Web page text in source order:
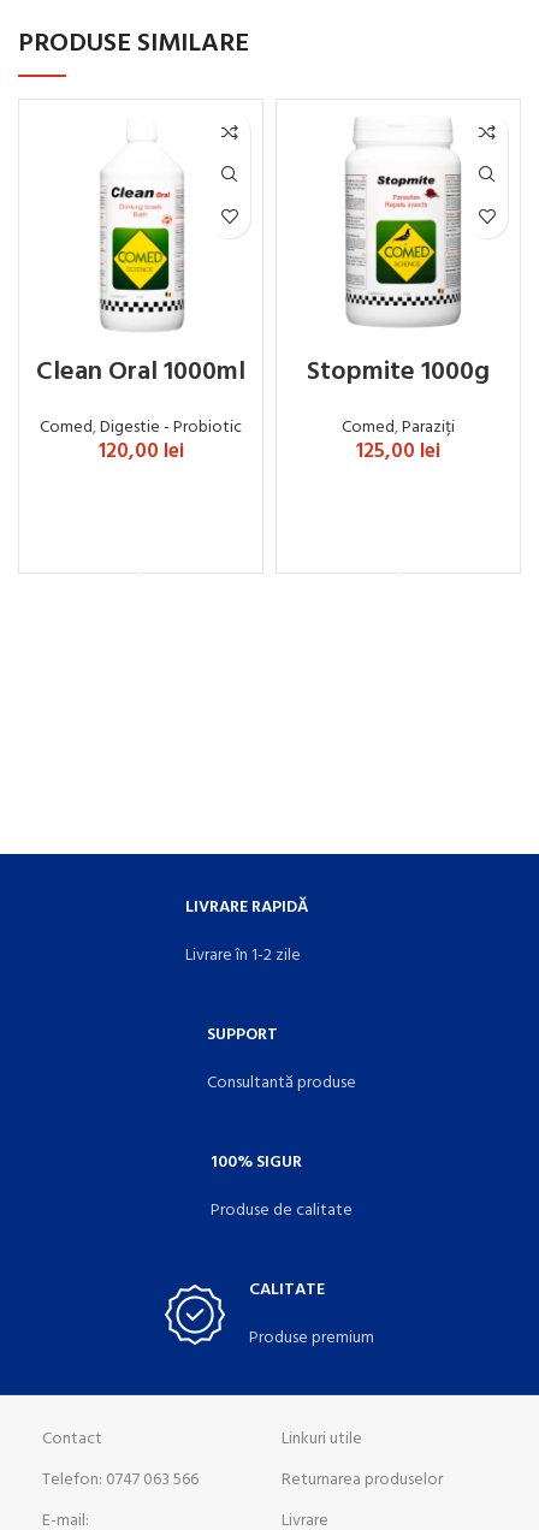
PRODUSE SIMILARE
Clean Oral 1000ml
Comed,Digestie - Probiotic
120,00 lei
Stopmite 1000g
Comed,Paraziți
125,00 lei
LIVRARE RAPIDĂ
Livrare în 1-2 zile
SUPPORT
Consultantă produse
100% SIGUR
Produse de calitate
CALITATE
Produse premium
Contact
Telefon: 0747 063 566
E-mail:
Linkuri utile
Returnarea produselor
Livrare